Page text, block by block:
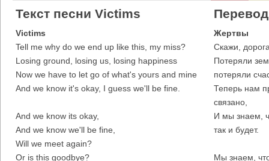
Blind Guardian
Все песни
Pitbull
Текст песни Victims
Victims
Tell me why do we end up like this, my miss?
Losing ground, losing us, losing happiness
Now we have to let go of what's yours and mine
And we know it's okay, I guess we'll be fine.
And we know its okay,
And we know we'll be fine,
Will we meet again?
Or is this goodbye?
Жертвы
Скажи,
Потеряли
потеряли
Теперь нам
связано,
И мы знаем,
так и будет.
Мы знаем,